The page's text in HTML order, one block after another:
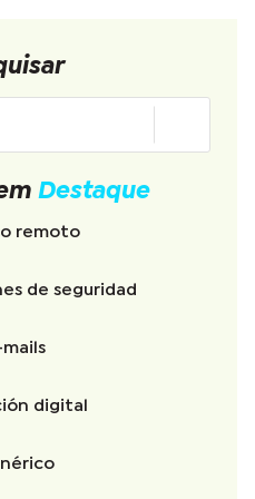
Destaque
remoto
de seguridad
mails
digital